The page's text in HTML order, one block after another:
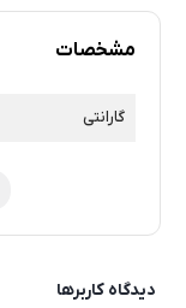
مشخصات
گارانتی
دیدگاه کاربرها